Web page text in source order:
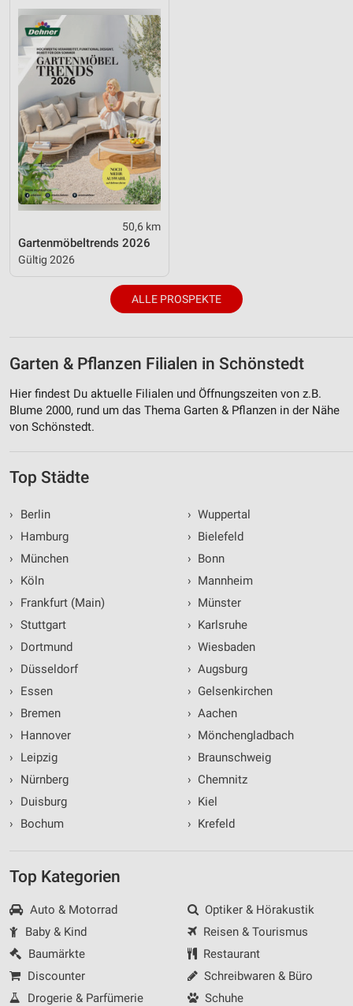
50,6 km
Gartenmöbeltrends 2026
Gültig 2026
ALLE PROSPEKTE
Garten & Pflanzen Filialen in Schönstedt
Hier findest Du aktuelle Filialen und Öffnungszeiten von z.B.
Blume 2000, rund um das Thema Garten & Pflanzen in der Nähe
von Schönstedt.
Top Städte
›
Berlin
›
Hamburg
›
München
›
Köln
›
Frankfurt (Main)
› Stuttgart
›
Dortmund
›
Düsseldorf
›
Essen
›
Bremen
›
Hannover
›
Leipzig
›
Nürnberg
›
Duisburg
›
Bochum
› Wuppertal
› Bielefeld
› Bonn
› Mannheim
› Münster
› Karlsruhe
› Wiesbaden
› Augsburg
› Gelsenkirchen
› Aachen
› Mönchengladbach
› Braunschweig
› Chemnitz
› Kiel
› Krefeld
Top Kategorien
Auto & Motorrad
Baby & Kind
Baumärkte
Discounter
Drogerie & Parfümerie
Optiker & Hörakustik
Reisen & Tourismus
Restaurant
Schreibwaren & Büro
Schuhe